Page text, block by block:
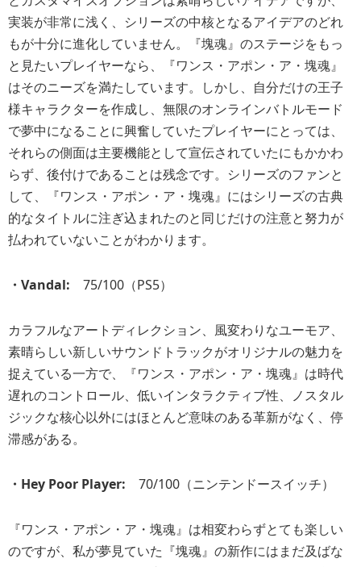
実装が非常に浅く、シリーズの中核となるアイデアのどれ
もが十分に進化していません。『塊魂』のステージをもっ
と見たいプレイヤーなら、『ワンス・アポン・ア・塊魂』
はそのニーズを満たしています。しかし、自分だけの王子
様キャラクターを作成し、無限のオンラインバトルモード
で夢中になることに興奮していたプレイヤーにとっては、
それらの側面は主要機能として宣伝されていたにもかかわ
らず、後付けであることは残念です。シリーズのファンと
して、『ワンス・アポン・ア・塊魂』にはシリーズの古典
的なタイトルに注ぎ込まれたのと同じだけの注意と努力が
払われていないことがわかります。
・Vandal: 75/100（PS5）
カラフルなアートディレクション、風変わりなユーモア、
素晴らしい新しいサウンドトラックがオリジナルの魅力を
捉えている一方で、『ワンス・アポン・ア・塊魂』は時代
遅れのコントロール、低いインタラクティブ性、ノスタル
ジックな核心以外にはほとんど意味のある革新がなく、停
滞感がある。
・Hey Poor Player: 70/100（ニンテンドースイッチ）
『ワンス・アポン・ア・塊魂』は相変わらずとても楽しい
のですが、私が夢見ていた『塊魂』の新作にはまだ及ばな